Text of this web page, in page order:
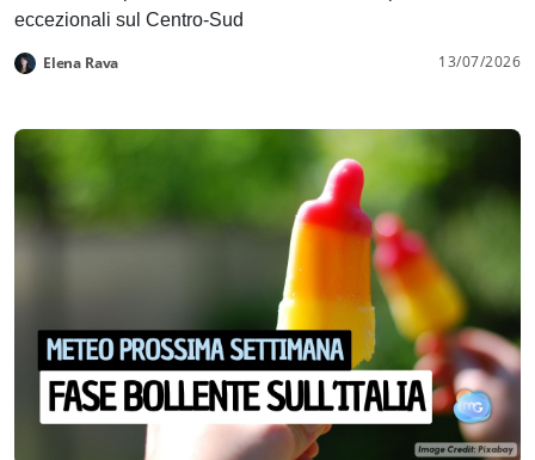
eccezionali sul Centro-Sud
Elena Rava 13/07/2026